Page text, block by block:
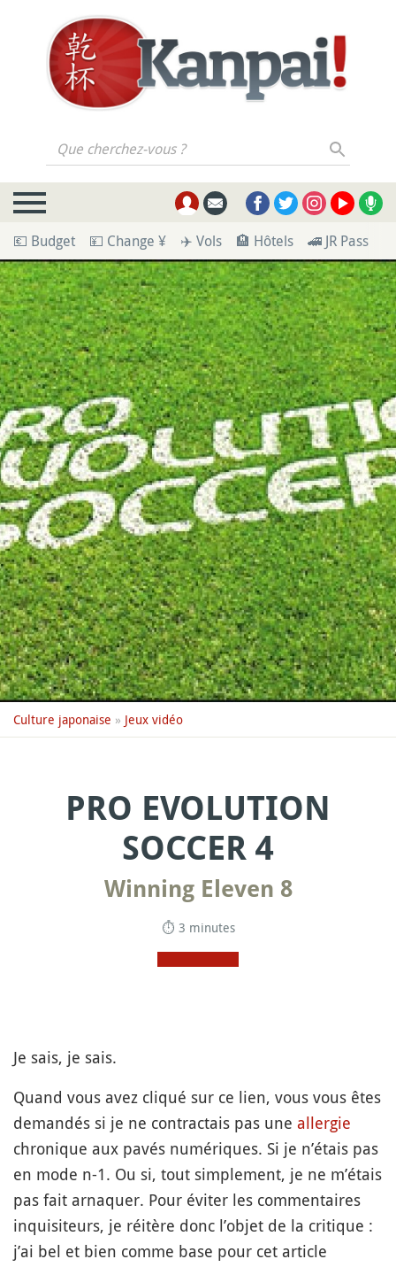
Que cherchez-vous ?
💶 Budget 💴 Change ¥ ✈️ Vols 🏨 Hôtels 🚄 JR Pass
Culture japonaise » Jeux vidéo
PRO EVOLUTION
SOCCER 4
Winning Eleven 8
⏱ 3 minutes
Je sais, je sais.
Quand vous avez cliqué sur ce lien, vous vous êtes
demandés si je ne contractais pas une allergie
chronique aux pavés numériques. Si je n’étais pas
en mode n-1. Ou si, tout simplement, je ne m’étais
pas fait arnaquer. Pour éviter les commentaires
inquisiteurs, je réitère donc l’objet de la critique :
j’ai bel et bien comme base pour cet article